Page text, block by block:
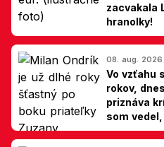
zacvakala
hranolky!
08. aug. 2026
Vo vzťahu
rokov,
priznáva
som
hovorí